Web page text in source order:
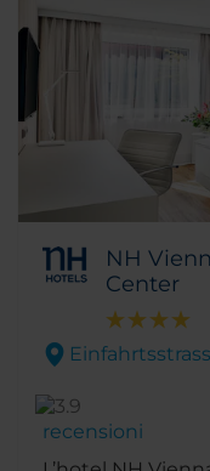
NH
Center
recensioni